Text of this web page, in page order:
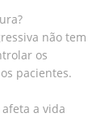
não tem
os
pacientes.
a vida